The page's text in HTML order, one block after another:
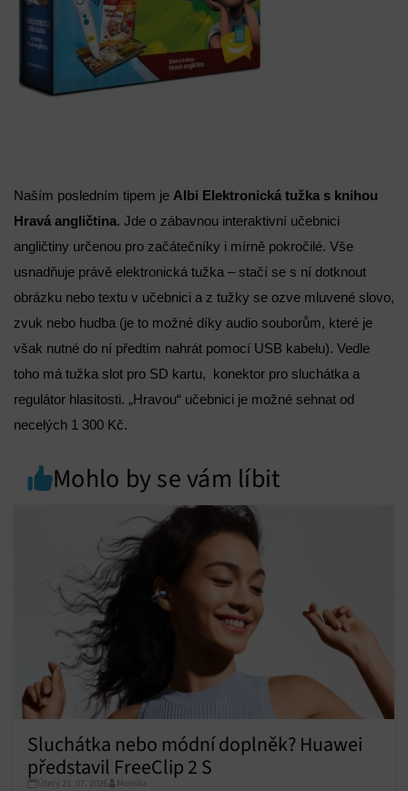
Naším posledním tipem je Albi Elektronická tužka s knihou
Hravá angličtina. Jde o zábavnou interaktivní učebnici
angličtiny určenou pro začátečníky i mírně pokročilé. Vše
usnadňuje právě elektronická tužka – stačí se s ní dotknout
obrázku nebo textu v učebnici a z tužky se ozve mluvené slovo,
zvuk nebo hudba (je to možné díky audio souborům, které je
však nutné do ní předtím nahrát pomocí USB kabelu). Vedle
toho má tužka slot pro SD kartu, konektor pro sluchátka a
regulátor hlasitosti. „Hravou“ učebnici je možné sehnat od
necelých 1 300 Kč.
Mohlo by se vám líbit
Sluchátka nebo módní doplněk? Huawei
představil FreeClip 2 S
Úterý 21. 07. 2026 Monika